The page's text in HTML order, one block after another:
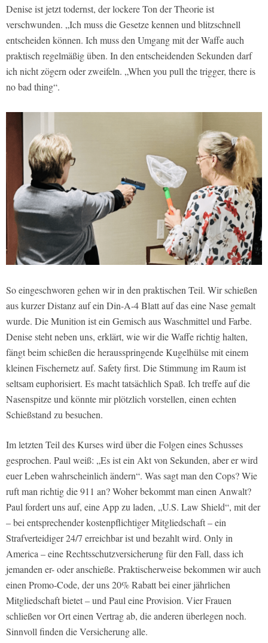
Denise ist jetzt todernst, der lockere Ton der Theorie ist
verschwunden. „Ich muss die Gesetze kennen und blitzschnell
entscheiden können. Ich muss den Umgang mit der Waffe auch
praktisch regelmäßig üben. In den entscheidenden Sekunden darf
ich nicht zögern oder zweifeln. „When you pull the trigger, there is
no bad thing“.
So eingeschworen gehen wir in den praktischen Teil. Wir schießen
aus kurzer Distanz auf ein Din-A-4 Blatt auf das eine Nase gemalt
wurde. Die Munition ist ein Gemisch aus Waschmittel und Farbe.
Denise steht neben uns, erklärt, wie wir die Waffe richtig halten,
fängt beim schießen die herausspringende Kugelhülse mit einem
kleinen Fischernetz auf. Safety first. Die Stimmung im Raum ist
seltsam euphorisiert. Es macht tatsächlich Spaß. Ich treffe auf die
Nasenspitze und könnte mir plötzlich vorstellen, einen echten
Schießstand zu besuchen.
Im letzten Teil des Kurses wird über die Folgen eines Schusses
gesprochen. Paul weiß: „Es ist ein Akt von Sekunden, aber er wird
euer Leben wahrscheinlich ändern“. Was sagt man den Cops? Wie
ruft man richtig die 911 an? Woher bekommt man einen Anwalt?
Paul fordert uns auf, eine App zu laden, „U.S. Law Shield“, mit der
– bei entsprechender kostenpflichtiger Mitgliedschaft – ein
Strafverteidiger 24/7 erreichbar ist und bezahlt wird. Only in
America – eine Rechtsschutzversicherung für den Fall, dass ich
jemanden er- oder anschieße. Praktischerweise bekommen wir auch
einen Promo-Code, der uns 20% Rabatt bei einer jährlichen
Mitgliedschaft bietet – und Paul eine Provision. Vier Frauen
schließen vor Ort einen Vertrag ab, die anderen überlegen noch.
Sinnvoll finden die Versicherung alle.